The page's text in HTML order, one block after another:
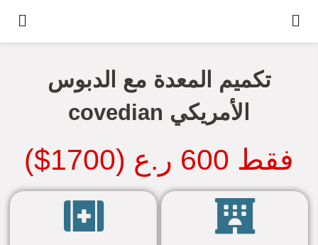
تكميم المعدة مع الدبوس
الأمريكي covedian
فقط 600 ر.ع (1700$)